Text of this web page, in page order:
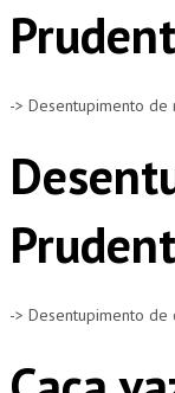
-> Desentupimento de
-> Desentupimento de